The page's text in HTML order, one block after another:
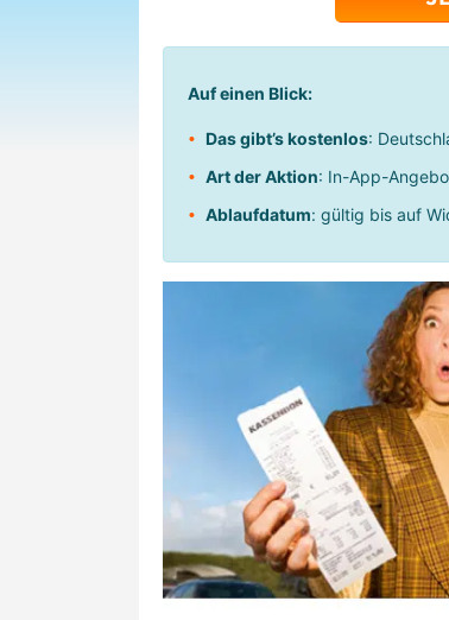
Auf einen Blick:
Das gibt’s kostenlos:
Art der Aktion: In-App-
Ablaufdatum: gültig bis auf